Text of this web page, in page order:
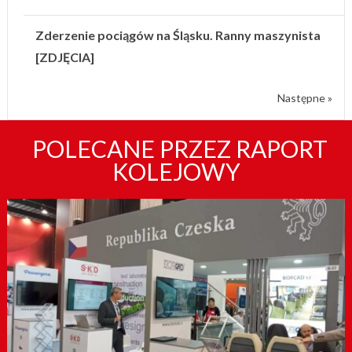
Zderzenie pociągów na Śląsku. Ranny maszynista
[ZDJĘCIA]
Następne »
POLECANE PRZEZ RAPORT
KOLEJOWY